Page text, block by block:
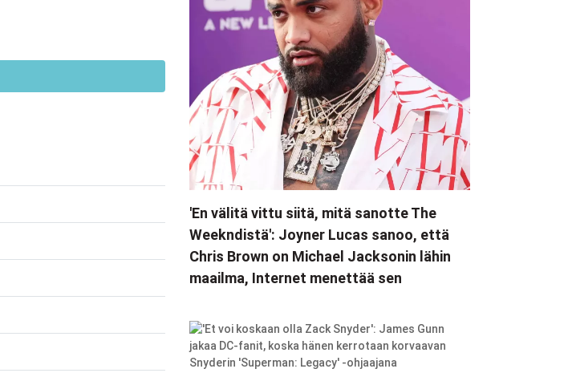
'En välitä vittu siitä, mitä sanotte The
Weekndistä': Joyner Lucas sanoo, että
Chris Brown on Michael Jacksonin lähin
maailma, Internet menettää sen